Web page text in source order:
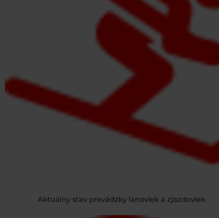
Aktuálny stav prevádzky lanoviek a zjazdoviek